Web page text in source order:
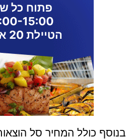
בנוסף כולל המחיר סל